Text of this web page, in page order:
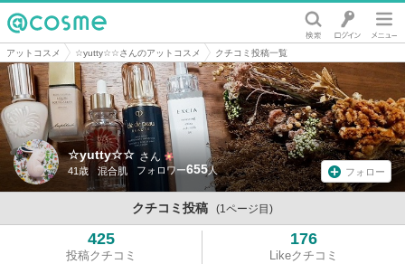
@cosme
アットコスメ ☆yutty☆☆さんのアットコスメ クチコミ投稿一覧
☆yutty☆☆ さん
41歳 混合肌 655 フォロー
クチコミ投稿 (1ページ目)
425
投稿クチコミ
176
Likeクチコミ